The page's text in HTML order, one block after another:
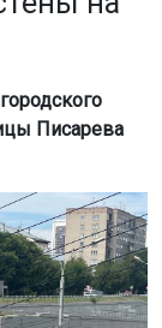
Писарева